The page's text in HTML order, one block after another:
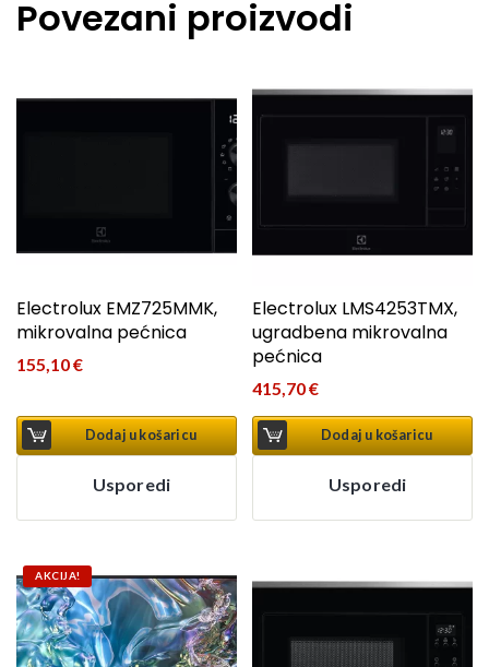
Povezani proizvodi
Electrolux EMZ725MMK,
mikrovalna pećnica
155,10€
Dodaj u košaricu
Usporedi
Electrolux LMS4253TMX,
ugradbena mikrovalna
pećnica
415,70€
Dodaj u košaricu
Usporedi
AKCIJA!